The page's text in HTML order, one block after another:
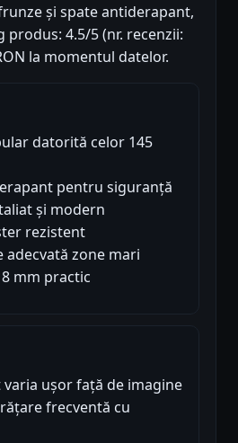
și spate antiderapant,
produs: 4.5/5 (nr. recenzii:
la momentul datelor.
datorită celor 145
pentru siguranță
și modern
rezistent
adecvată zone mari
mm practic
ușor față de imagine
frecventă cu